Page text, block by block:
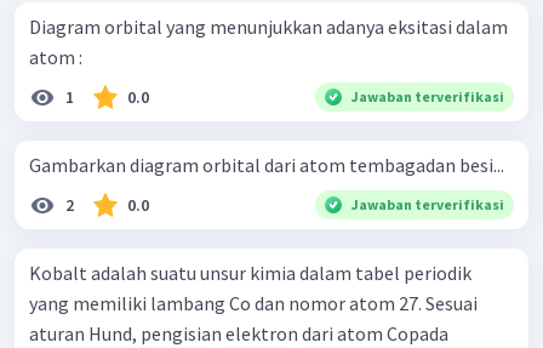
Diagram orbital yang menunjukkan adanya eksitasi dalam
atom :
1 0.0 Jawaban terverifikasi
Gambarkan diagram orbital dari atom tembagadan besi...
2 0.0 Jawaban terverifikasi
Kobalt adalah suatu unsur kimia dalam tabel periodik
yang memiliki lambang Co dan nomor atom 27. Sesuai
aturan Hund, pengisian elektron dari atom Copada